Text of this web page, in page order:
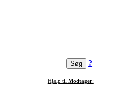
?
Hjælp til Modtager: